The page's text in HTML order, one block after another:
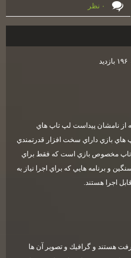
۰ نظر
از نامشان پيداست لپ تاپ هاي
بازي داراي سخت افزار قدرتمندي
تاپ مخصوص بازي است كه فقط براي
و برنامه هايي كه براي اجرا نياز به
اجرا هستند.
هستند و گرافيك و تصوير آن ها